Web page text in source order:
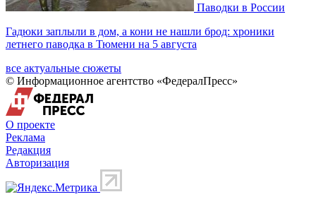
Паводки в России
Гадюки заплыли в дом, а кони не нашли брод: хроники
летнего паводка в Тюмени на 5 августа
все актуальные сюжеты
© Информационное агентство «ФедералПресс»
О проекте
Реклама
Редакция
Авторизация